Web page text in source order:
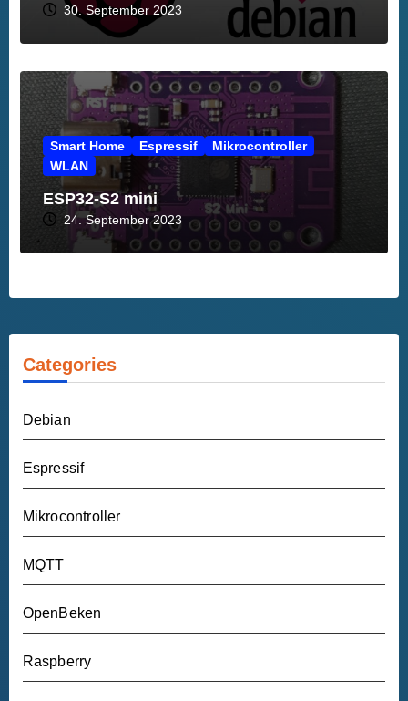
30. September 2023
Smart Home Espressif
Mikrocontroller
WLAN
ESP32-S2 mini
24. September 2023
Categories
Debian
Espressif
Mikrocontroller
MQTT
OpenBeken
Raspberry